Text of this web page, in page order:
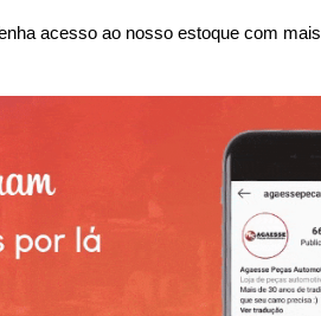
acesso ao nosso estoque com